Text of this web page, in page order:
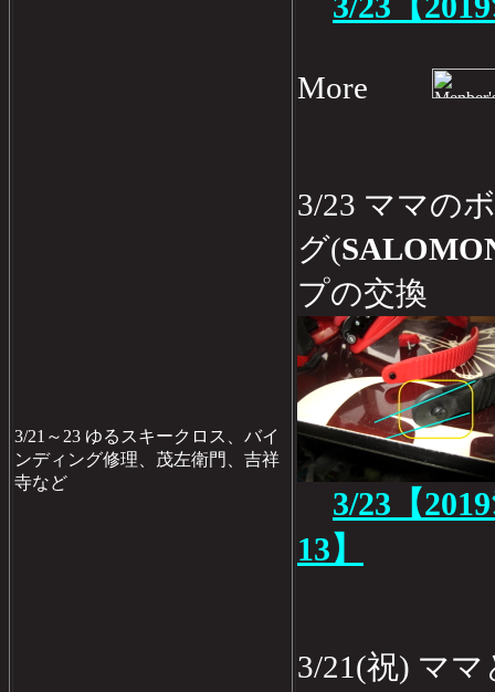
3/21～23 ゆるスキークロス、バイ
ンディング修理、茂左衛門、吉祥
寺など
More
3/23 ママの
グ(
プの交換
3/23【
13】
3/21(祝) マ